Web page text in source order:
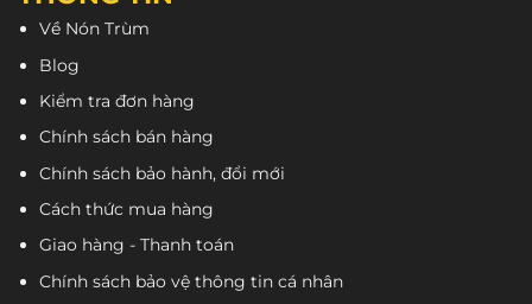
Về Nón Trùm
Blog
Kiểm tra đơn hàng
Chính sách bán hàng
Chính sách bảo hành, đổi mới
Cách thức mua hàng
Giao hàng - Thanh toán
Chính sách bảo vệ thông tin cá nhân